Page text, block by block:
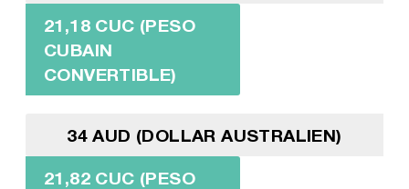
21,18 CUC (PESO
CUBAIN
CONVERTIBLE)
34 AUD (DOLLAR AUSTRALIEN)
21,82 CUC (PESO